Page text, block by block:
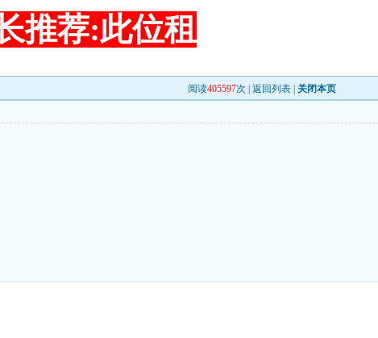
推荐:此位租
阅读405597次 |返回列表 关闭本页